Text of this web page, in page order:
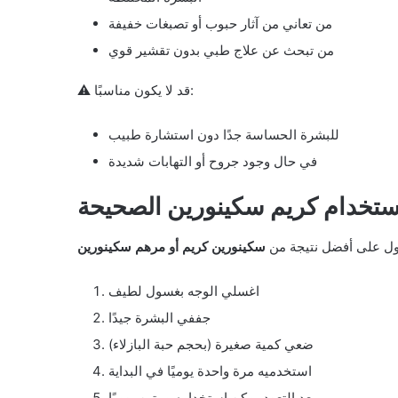
من تعاني من آثار حبوب أو تصبغات خفيفة
من تبحث عن علاج طبي بدون تقشير قوي
⚠️ قد لا يكون مناسبًا:
للبشرة الحساسة جدًا دون استشارة طبيب
في حال وجود جروح أو التهابات شديدة
كريم سكينورين الصحيحة
على أفضل نتيجة من سكينورين كريم أو مرهم سكينورين
اغسلي الوجه بغسول لطيف
جففي البشرة جيدًا
ضعي كمية صغيرة (بحجم حبة البازلاء)
استخدميه مرة واحدة يوميًا في البداية